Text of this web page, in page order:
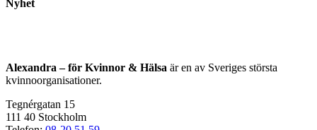
Nyhet
Alexandra – för Kvinnor & Hälsa är en av Sveriges största
kvinnoorganisationer.
Tegnérgatan 15
111 40 Stockholm